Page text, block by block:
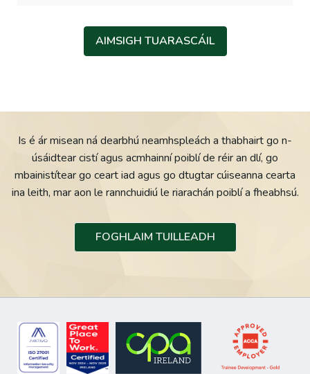
AIMSIGH TUARASCÁIL
Is é ár misean ná dearbhú neamhspleách a thabhairt go n-
úsáidtear cistí agus acmhainní poiblí de réir an dlí, go
mbainistítear go ceart iad agus go dtugtar cúiseanna cearta
ina leith, mar aon le rannchuidiú le riarachán poiblí a fheabhsú.
FOGHLAIM TUILLEADH